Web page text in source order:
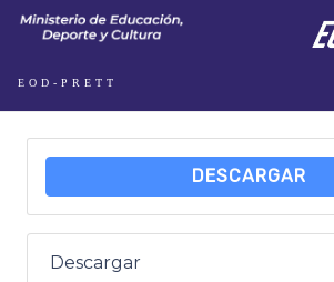
EOD-PRETT
DESCARGAR
Descargar